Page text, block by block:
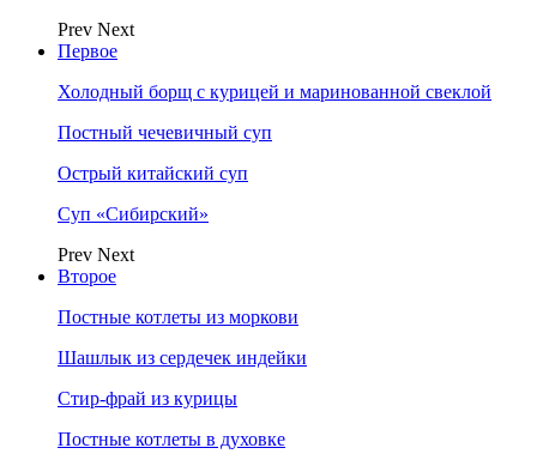
Prev Next
Первое
Холодный борщ с курицей и маринованной свеклой
Постный чечевичный суп
Острый китайский суп
Суп «Сибирский»
Prev Next
Второе
Постные котлеты из моркови
Шашлык из сердечек индейки
Стир-фрай из курицы
Постные котлеты в духовке